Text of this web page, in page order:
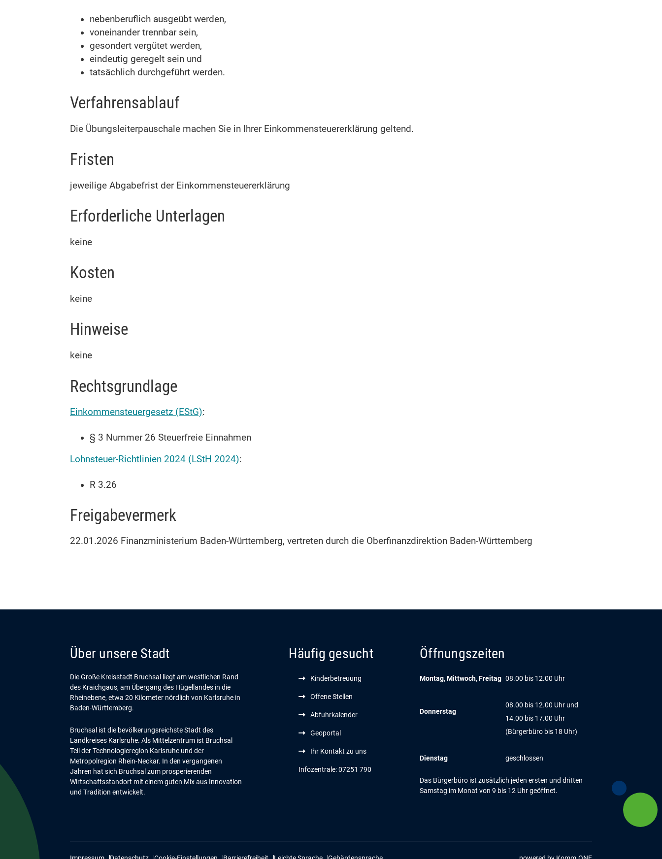
nebenberuflich ausgeübt werden,
voneinander trennbar sein,
gesondert vergütet werden,
eindeutig geregelt sein und
tatsächlich durchgeführt werden.
Verfahrensablauf
Die Übungsleiterpauschale machen Sie in Ihrer Einkommensteuererklärung geltend.
Fristen
jeweilige Abgabefrist der Einkommensteuererklärung
Erforderliche Unterlagen
keine
Kosten
keine
Hinweise
keine
Rechtsgrundlage
Einkommensteuergesetz (EStG):
§ 3 Nummer 26 Steuerfreie Einnahmen
Lohnsteuer-Richtlinien 2024 (LStH 2024):
R 3.26
Freigabevermerk
22.01.2026 Finanzministerium Baden-Württemberg, vertreten durch die Oberfinanzdirektion Baden-Württemberg
Über unsere Stadt
Die Große Kreisstadt Bruchsal liegt am westlichen Rand
des Kraichgaus, am Übergang des Hügellandes in die
Rheinebene, etwa 20 Kilometer nördlich von Karlsruhe in
Baden-Württemberg.
Bruchsal ist die bevölkerungsreichste Stadt des
Landkreises Karlsruhe. Als Mittelzentrum ist Bruchsal
Teil der Technologieregion Karlsruhe und der
Metropolregion Rhein-Neckar. In den vergangenen
Jahren hat sich Bruchsal zum prosperierenden
Wirtschaftsstandort mit einem guten Mix aus Innovation
und Tradition entwickelt.
Häufig gesucht
Kinderbetreuung
Offene Stellen
Abfuhrkalender
Geoportal
Ihr Kontakt zu uns
Infozentrale: 07251 790
Öffnungszeiten
Montag, Mittwoch, Freitag 08.00 bis 12.00 Uhr
Donnerstag
08.00 bis 12.00 Uhr und
14.00 bis 17.00 Uhr
(Bürgerbüro bis 18 Uhr)
Dienstag geschlossen
Das Bürgerbüro ist zusätzlich jeden ersten und dritten
Samstag im Monat von 9 bis 12 Uhr geöffnet.